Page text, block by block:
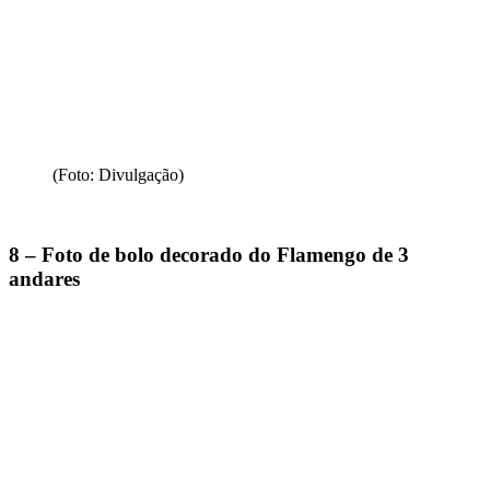
(Foto: Divulgação)
8 – Foto de bolo decorado do Flamengo de 3
andares